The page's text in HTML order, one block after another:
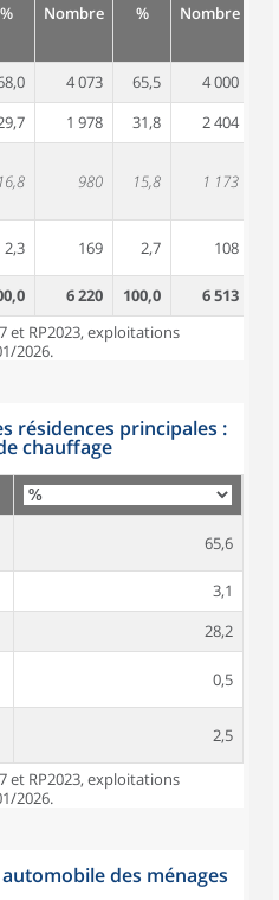
% Nombre % Nombre
4 073 65,5 4 000
1 978 31,8 2 404
16,8 980 15,8 1 173
2,3 169 2,7 108
6 220 100,0 6 513
et RP2023, exploitations
2026.
résidences principales :
chauffage
65,6
3,1
28,2
0,5
2,5
et RP2023, exploitations
2026.
des ménages